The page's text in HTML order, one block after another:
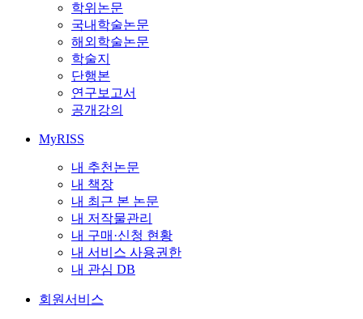
학위논문
국내학술논문
해외학술논문
학술지
단행본
연구보고서
공개강의
MyRISS
내 추천논문
내 책장
내 최근 본 논문
내 저작물관리
내 구매·신청 현황
내 서비스 사용권한
내 관심 DB
회원서비스